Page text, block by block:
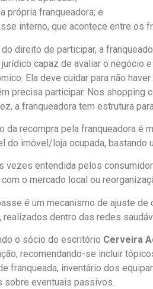
própria franqueadora; e
interno, que acontece entre os
do direito de participar, a
capaz de avaliar o negócio
Ela deve cuidar para não
precisa participar. Nos shopping
a franqueadora tem estrutura
da recompra pela franqueadora é
do imóvel/loja ocupada, bastando
vezes entendida pelos
o mercado local ou
é um mecanismo de ajuste
realizados dentro das redes
o sócio do escritório Cerveira
recomendando-se incluir
franqueada, inventário dos
sobre eventuais passivos.